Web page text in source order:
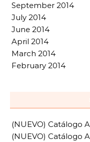
September 2014
July 2014
June 2014
April 2014
March 2014
February 2014
(NUEVO) Catálogo
(NUEVO) Catálogo